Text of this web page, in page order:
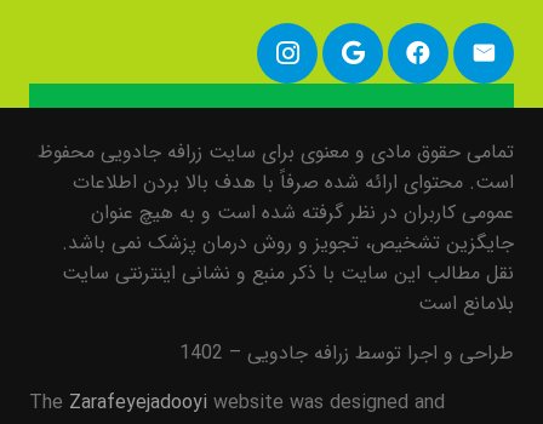
تمامی حقوق مادی و معنوی برای سایت زرافه جادویی محفوظ
است. محتوای ارائه شده صرفاً با هدف بالا بردن اطلاعات
عمومی کاربران در نظر گرفته شده است و به هیچ عنوان
جایگزین تشخیص، تجویز و روش درمان پزشک نمی باشد.
نقل مطالب این سایت با ذکر منبع و نشانی اینترنتی سایت
بلامانع است
طراحی و اجرا توسط زرافه جادویی – 1402
The Zarafeyejadooyi website was designed and